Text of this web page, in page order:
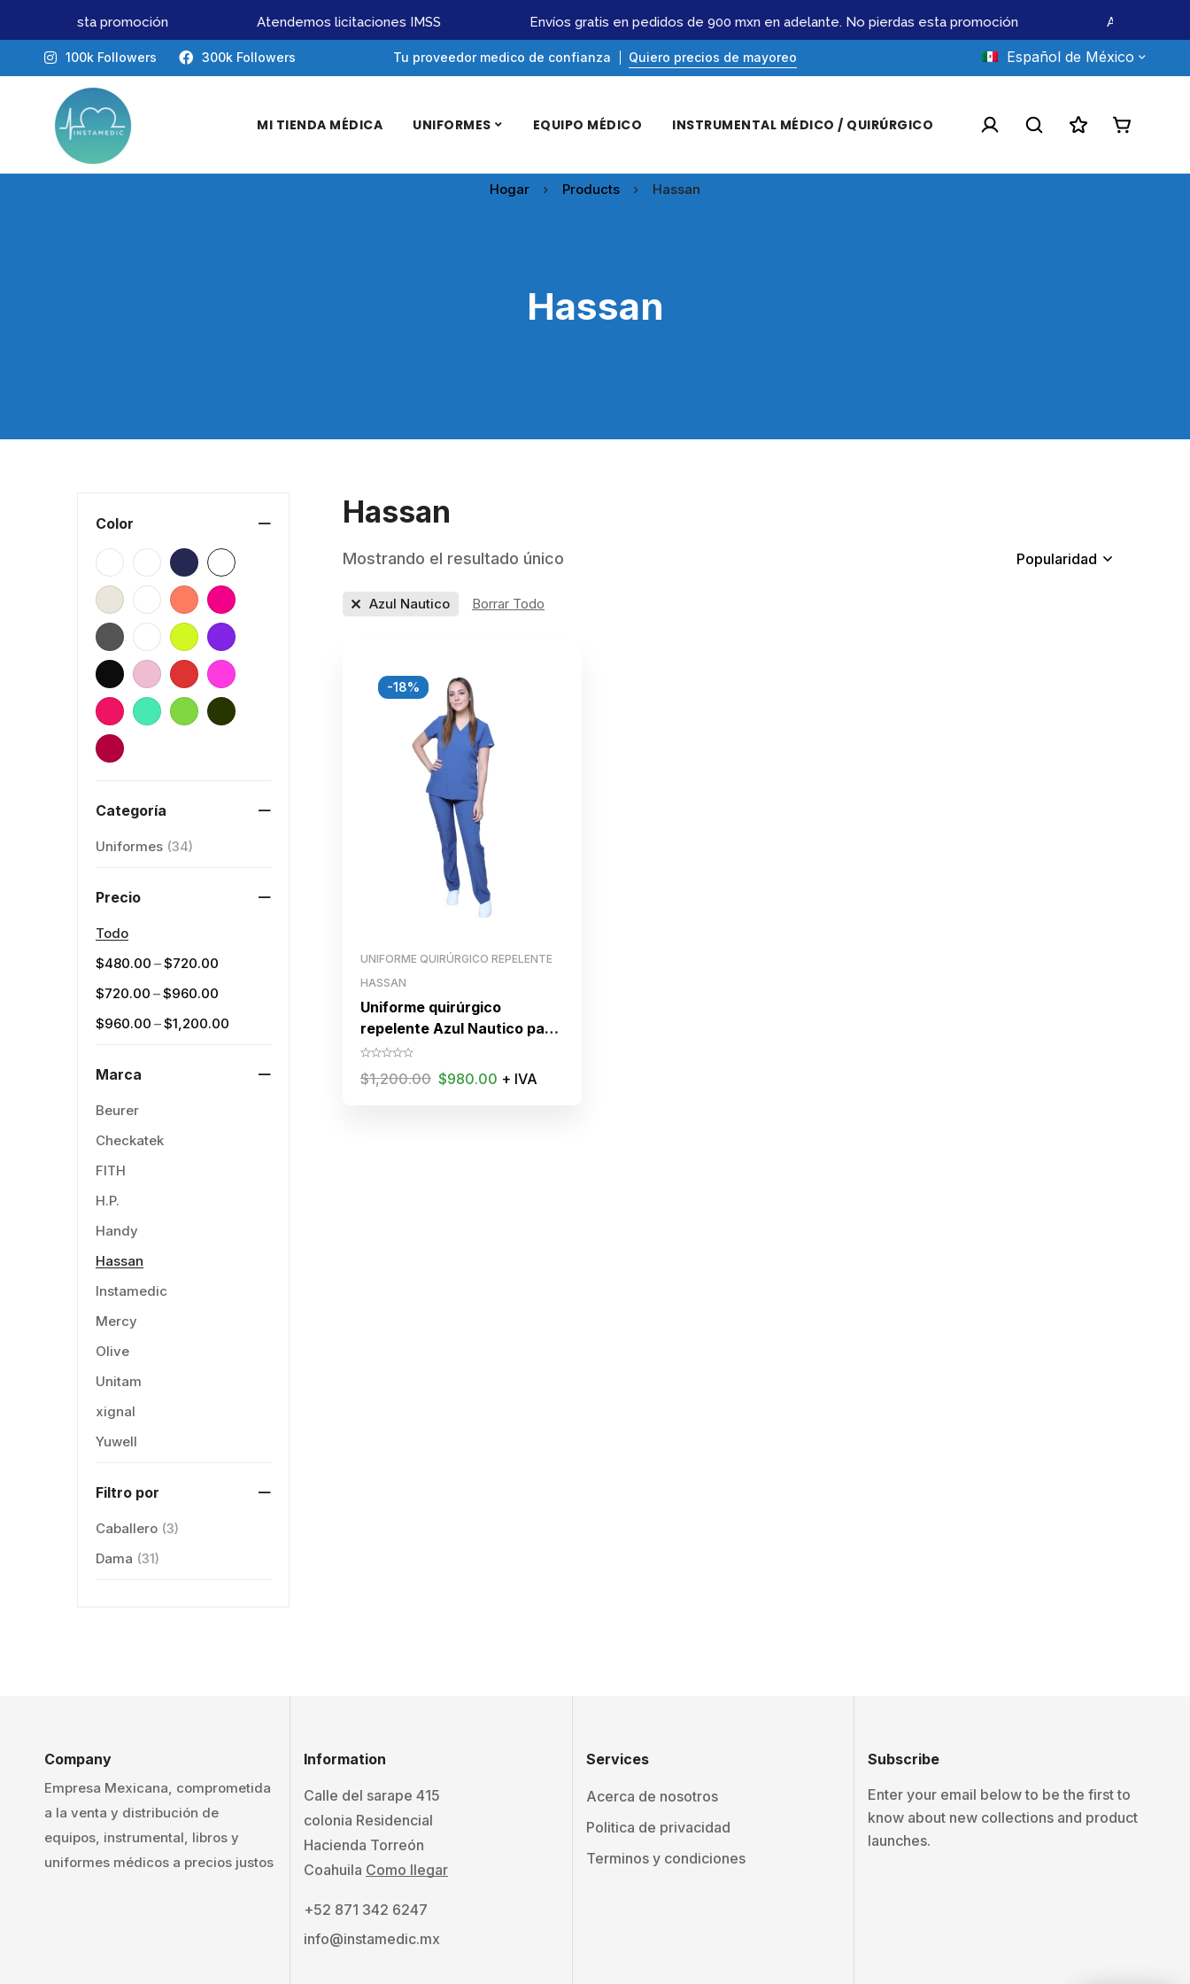
esta promoción Atendemos licitaciones IMSS Envíos gratis en pedidos de 900 mxn en adelante. No pierdas esta promoción Atendemos
100k Followers 300k Followers Tu proveedor medico de confianza Quiero precios de mayoreo Español de México
MI TIENDA MÉDICA UNIFORMES EQUIPO MÉDICO INSTRUMENTAL MÉDICO / QUIRÚRGICO
Hogar Products Hassan
Hassan
Color
Categoría
Uniformes (34)
Precio
Todo
$480.00 –$720.00
$720.00 –$960.00
$960.00 –$1,200.00
Marca
Beurer
Checkatek
FITH
H.P.
Handy
Hassan
Instamedic
Mercy
Olive
Unitam
xignal
Yuwell
Filtro por
Caballero (3)
Dama (31)
Hassan
Mostrando el resultado único Popularidad
Azul Nautico Borrar Todo
-18%
UNIFORME QUIRÚRGICO REPELENTE
HASSAN
Uniforme quirúrgico
repelente Azul Nautico para
dama
$1,200.00 $980.00 + IVA
Company
Empresa Mexicana, comprometida
a la venta y distribución de
equipos, instrumental, libros y
uniformes médicos a precios justos
Information
Calle del sarape 415
colonia Residencial
Hacienda Torreón
Coahuila Como llegar
+52 871 342 6247
info@instamedic.mx
Services
Acerca de nosotros
Politica de privacidad
Terminos y condiciones
Subscribe
Enter your email below to be the first to
know about new collections and product
launches.